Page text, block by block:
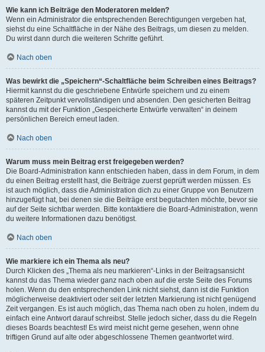
Wie kann ich Beiträge den Moderatoren melden?
Wenn ein Administrator die entsprechenden Berechtigungen vergeben hat,
siehst du eine Schaltfläche in der Nähe des Beitrags, um diesen zu melden.
Du wirst dann durch die weiteren Schritte geführt.
Nach oben
Was bewirkt die „Speichern“-Schaltfläche beim Schreiben eines Beitrags?
Hiermit kannst du die geschriebene Entwürfe speichern und zu einem
späteren Zeitpunkt vervollständigen und absenden. Den gesicherten Beitrag
kannst du mit der Funktion „Gespeicherte Entwürfe verwalten“ in deinem
persönlichen Bereich erneut laden.
Nach oben
Warum muss mein Beitrag erst freigegeben werden?
Die Board-Administration kann entschieden haben, dass in dem Forum, in dem
du einen Beitrag erstellt hast, die Beiträge zuerst geprüft werden müssen. Es
ist auch möglich, dass die Administration dich zu einer Gruppe von Benutzern
hinzugefügt hat, bei denen sie die Beiträge erst begutachten möchte, bevor sie
auf der Seite sichtbar werden. Bitte kontaktiere die Board-Administration, wenn
du weitere Informationen dazu benötigst.
Nach oben
Wie markiere ich ein Thema als neu?
Durch Klicken des „Thema als neu markieren“-Links in der Beitragsansicht
kannst du das Thema wieder ganz nach oben auf die erste Seite des Forums
holen. Wenn du den entsprechenden Link nicht siehst, dann ist die Funktion
möglicherweise deaktiviert oder seit der letzten Markierung ist nicht genügend
Zeit vergangen. Es ist auch möglich, das Thema nach oben zu holen, indem du
einfach eine Antwort darauf schreibst. Stelle jedoch sicher, dass du die Regeln
dieses Boards beachtest! Es wird meist nicht gerne gesehen, wenn ohne
triftigen Grund auf alte oder abgeschlossene Themen geantwortet wird.